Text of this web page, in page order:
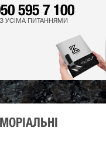
595 7 100
З УСІМА ПИТАННЯМИ